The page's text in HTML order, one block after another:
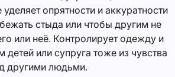
опрятности и аккуратности
стыда или чтобы другим не
или неё. Контролирует одежду и
детей или супруга тоже из чувства
другими людьми.